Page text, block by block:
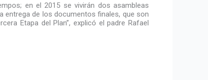
en el 2015 se vivirán dos asambleas
entrega de los documentos finales, que son
Etapa del Plan”, explicó el padre Rafael